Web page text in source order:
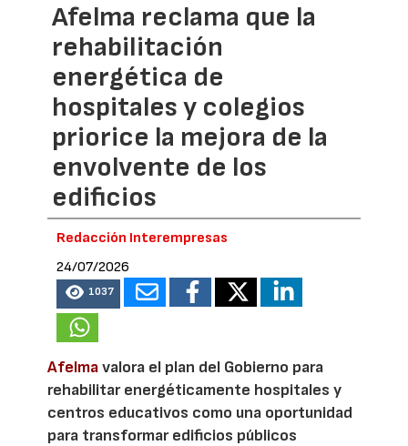
Afelma reclama que la
rehabilitación
energética de
hospitales y colegios
priorice la mejora de la
envolvente de los
edificios
Redacción Interempresas
24/07/2026
1037
Afelmavalora el plan del Gobierno para
rehabilitar energéticamente hospitales y
centros educativos como una oportunidad
para transformar edificios públicos